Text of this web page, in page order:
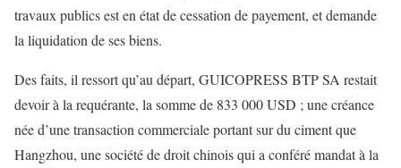
travaux publics est en état de cessation de payement, et demande
la liquidation de ses biens.
Des faits, il ressort qu’au départ, GUICOPRESS BTP SA restait
devoir à la requérante, la somme de 833 000 USD ; une créance
née d’une transaction commerciale portant sur du ciment que
Hangzhou, une société de droit chinois qui a conféré mandat à la